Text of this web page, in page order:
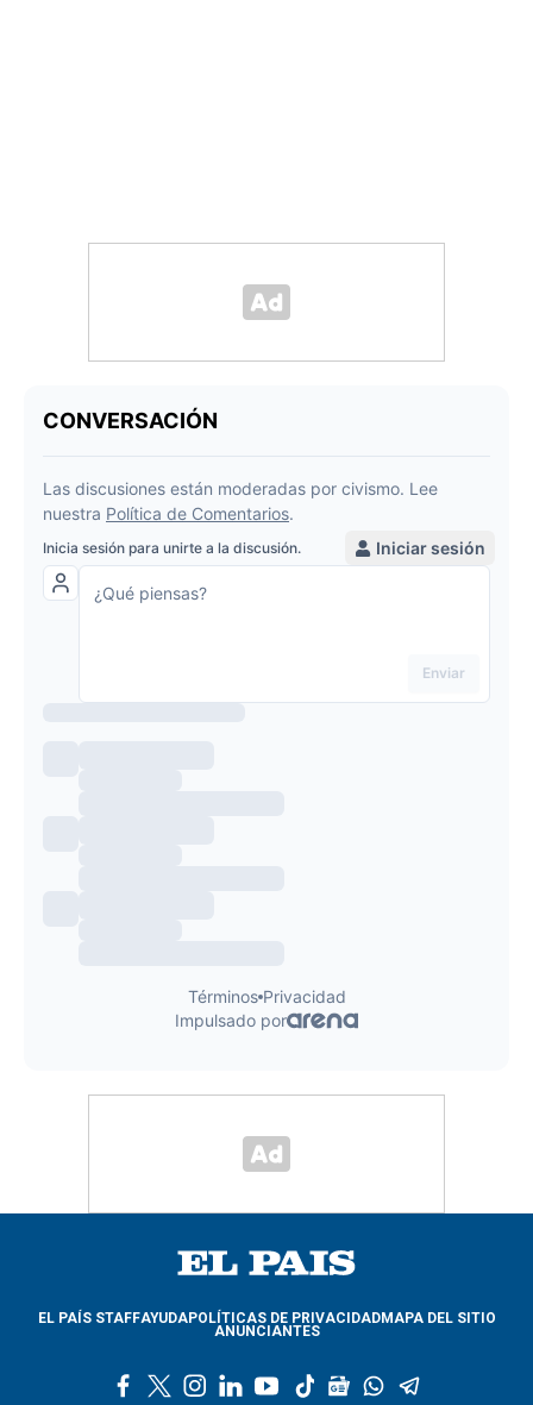
EL PAÍS STAFFAYUDAPOLÍTICAS DE PRIVACIDADMAPA DEL SITIO
ANUNCIANTES
l
y
t
g
w